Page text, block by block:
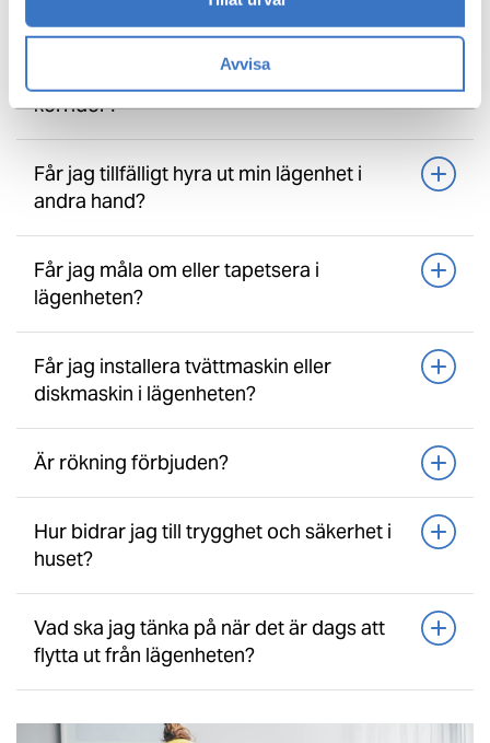
Avvisa
undviker jag stopp i avloppet?
Vad ska jag tänka på när jag bor i
korridor?
Får jag tillfälligt hyra ut min lägenhet i
andra hand?
Får jag måla om eller tapetsera i
lägenheten?
Får jag installera tvättmaskin eller
diskmaskin i lägenheten?
Är rökning förbjuden?
Hur bidrar jag till trygghet och säkerhet i
huset?
Vad ska jag tänka på när det är dags att
flytta ut från lägenheten?